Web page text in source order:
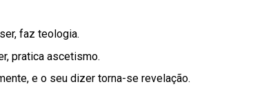
faz teologia.
pratica ascetismo.
e o seu dizer torna-se revelação.